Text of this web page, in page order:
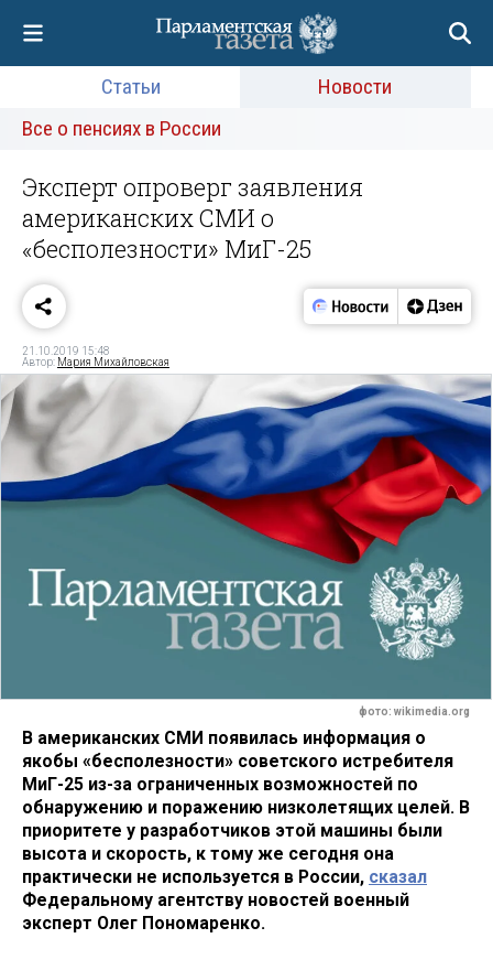
Статьи
Новости
Все о пенсиях в России
Эксперт опроверг заявления
американских СМИ о
«бесполезности» МиГ-25
21.10.2019 15:48
Автор: Мария Михайловская
фото: wikimedia.org
В американских СМИ появилась информация о
якобы «бесполезности» советского истребителя
МиГ-25 из-за ограниченных возможностей по
обнаружению и поражению низколетящих целей. В
приоритете у разработчиков этой машины были
высота и скорость, к тому же сегодня она
практически не используется в России, сказал
Федеральному агентству новостей военный
эксперт Олег Пономаренко.